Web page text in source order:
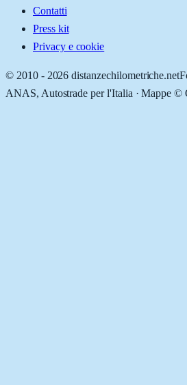
Contatti
Press kit
Privacy e cookie
© 2010 - 2026 distanzechilometriche.net
ANAS, Autostrade per l'Italia · Mappe ©